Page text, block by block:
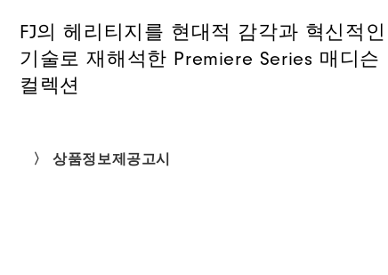
FJ의 헤리티지를 현대적 감각과 혁신적인
기술로 재해석한 Premiere Series 매디슨
컬렉션
〉 상품정보제공고시